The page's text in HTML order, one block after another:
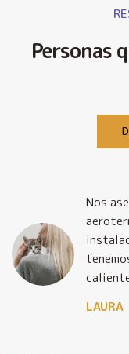
Personas
Nos
LAURA